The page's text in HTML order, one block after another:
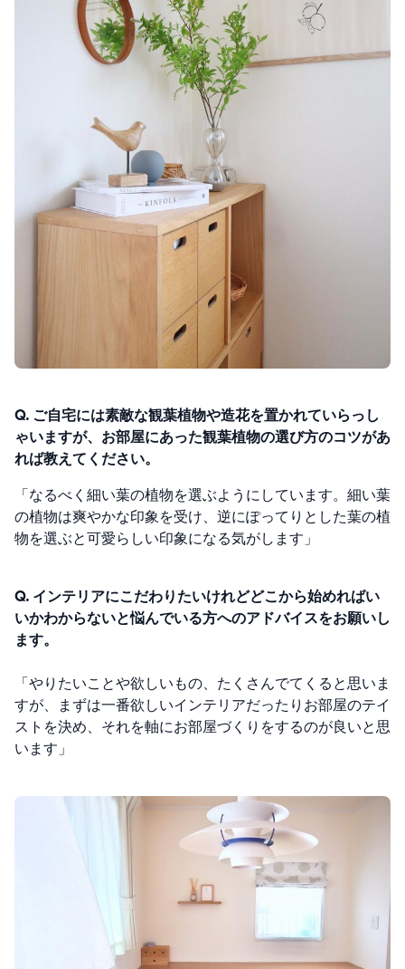
Q. ご自宅には素敵な観葉植物や造花を置かれていらっし
ゃいますが、お部屋にあった観葉植物の選び方のコツがあ
れば教えてください。
「なるべく細い葉の植物を選ぶようにしています。細い葉
の植物は爽やかな印象を受け、逆にぽってりとした葉の植
物を選ぶと可愛らしい印象になる気がします」
Q. インテリアにこだわりたいけれどどこから始めればい
いかわからないと悩んでいる方へのアドバイスをお願いし
ます。
「やりたいことや欲しいもの、たくさんでてくると思いま
すが、まずは一番欲しいインテリアだったりお部屋のテイ
ストを決め、それを軸にお部屋づくりをするのが良いと思
います」